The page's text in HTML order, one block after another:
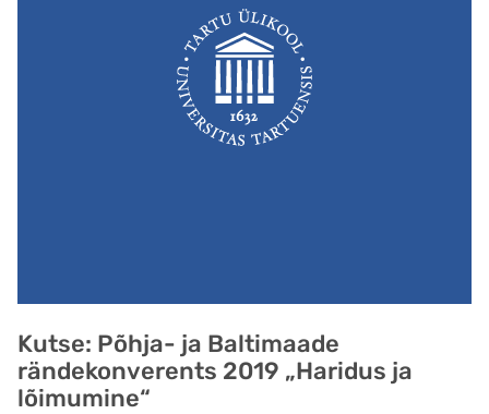
Kutse: Põhja- ja Baltimaade
rändekonverents 2019 „Haridus ja
lõimumine“